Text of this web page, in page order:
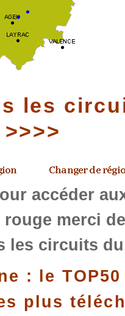
les
accéder
merci
les circuits du
: le
plus